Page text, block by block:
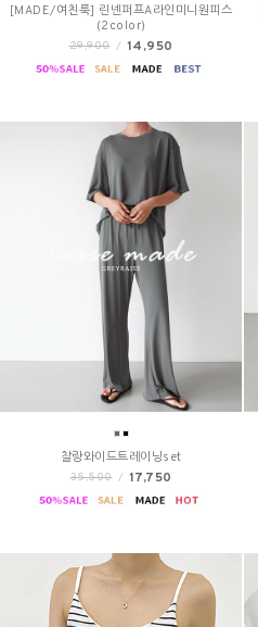
[MADE/여친룩] 린넨퍼프A라인미니원피스
(2color)
29,900 / 14,950
찰랑와이드트레이닝set
35,500 / 17,750